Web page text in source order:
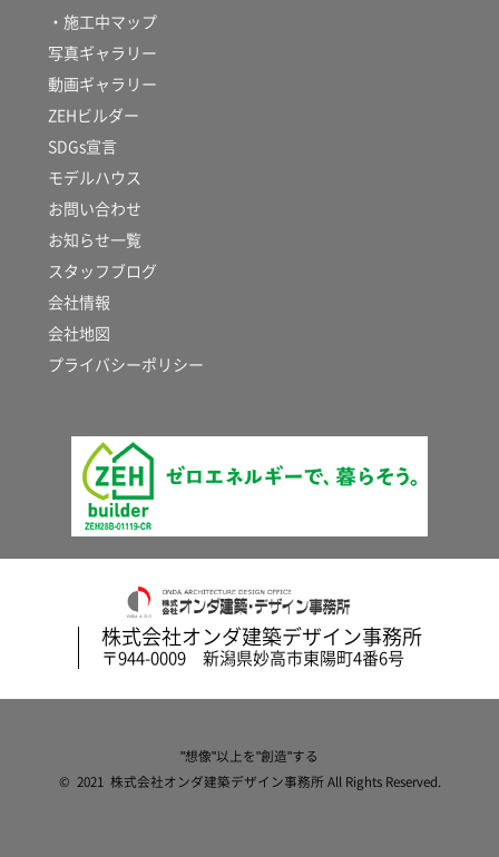
・施工中マップ
写真ギャラリー
動画ギャラリー
ZEHビルダー
SDGs宣言
モデルハウス
お問い合わせ
お知らせ一覧
スタッフブログ
会社情報
会社地図
プライバシーポリシー
株式会社オンダ建築デザイン事務所
〒944-0009 新潟県妙高市東陽町4番6号
"想像"以上を"創造"する
© 2021 株式会社オンダ建築デザイン事務所 All Rights Reserved.